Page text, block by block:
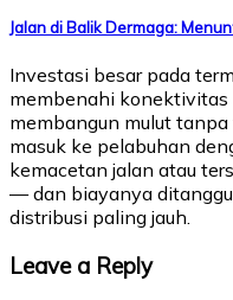
Jalan di Balik Dermaga:
Investasi besar pada
membenahi
membangun mulut
masuk ke pelabuhan
kemacetan jalan atau
— dan biayanya
distribusi paling jauh.
Leave a Reply